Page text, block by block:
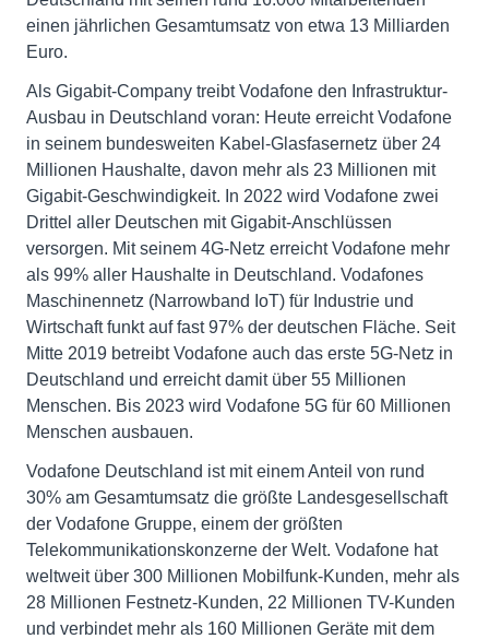
einen jährlichen Gesamtumsatz von etwa 13 Milliarden
Euro.
Als Gigabit-Company treibt Vodafone den Infrastruktur-
Ausbau in Deutschland voran: Heute erreicht Vodafone
in seinem bundesweiten Kabel-Glasfasernetz über 24
Millionen Haushalte, davon mehr als 23 Millionen mit
Gigabit-Geschwindigkeit. In 2022 wird Vodafone zwei
Drittel aller Deutschen mit Gigabit-Anschlüssen
versorgen. Mit seinem 4G-Netz erreicht Vodafone mehr
als 99% aller Haushalte in Deutschland. Vodafones
Maschinennetz (Narrowband IoT) für Industrie und
Wirtschaft funkt auf fast 97% der deutschen Fläche. Seit
Mitte 2019 betreibt Vodafone auch das erste 5G-Netz in
Deutschland und erreicht damit über 55 Millionen
Menschen. Bis 2023 wird Vodafone 5G für 60 Millionen
Menschen ausbauen.
Vodafone Deutschland ist mit einem Anteil von rund
30% am Gesamtumsatz die größte Landesgesellschaft
der Vodafone Gruppe, einem der größten
Telekommunikationskonzerne der Welt. Vodafone hat
weltweit über 300 Millionen Mobilfunk-Kunden, mehr als
28 Millionen Festnetz-Kunden, 22 Millionen TV-Kunden
und verbindet mehr als 160 Millionen Geräte mit dem